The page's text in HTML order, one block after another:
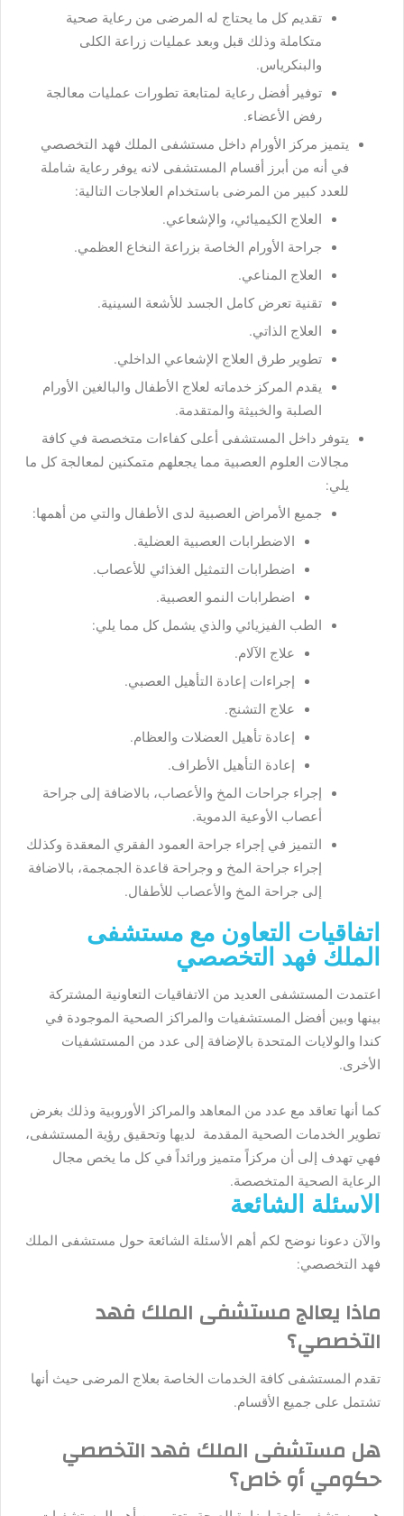
تقديم كل ما يحتاج له المرضى من رعاية صحية
متكاملة وذلك قبل وبعد عمليات زراعة الكلى
والبنكرياس.
توفير أفضل رعاية لمتابعة تطورات عمليات معالجة
رفض الأعضاء.
يتميز مركز الأورام داخل مستشفى الملك فهد التخصصي
في أنه من أبرز أقسام المستشفى لانه يوفر رعاية شاملة
للعدد كبير من المرضى باستخدام العلاجات التالية:
العلاج الكيميائي، والإشعاعي.
جراحة الأورام الخاصة بزراعة النخاع العظمي.
العلاج المناعي.
تقنية تعرض كامل الجسد للأشعة السينية.
العلاج الذاتي.
تطوير طرق العلاج الإشعاعي الداخلي.
يقدم المركز خدماته لعلاج الأطفال والبالغين الأورام
الصلبة والخبيثة والمتقدمة.
يتوفر داخل المستشفى أعلى كفاءات متخصصة في كافة
مجالات العلوم العصبية مما يجعلهم متمكنين لمعالجة كل ما
يلي:
جميع الأمراض العصبية لدى الأطفال والتي من أهمها:
الاضطرابات العصبية العضلية.
اضطرابات التمثيل الغذائي للأعصاب.
اضطرابات النمو العصبية.
الطب الفيزيائي والذي يشمل كل مما يلي:
علاج الآلام.
إجراءات إعادة التأهيل العصبي.
علاج التشنج.
إعادة تأهيل العضلات والعظام.
إعادة التأهيل الأطراف.
إجراء جراحات المخ والأعصاب، بالاضافة إلى جراحة
أعصاب الأوعية الدموية.
التميز في إجراء جراحة العمود الفقري المعقدة وكذلك
إجراء جراحة المخ و وجراحة قاعدة الجمجمة، بالاضافة
إلى جراحة المخ والأعصاب للأطفال.
اتفاقيات التعاون مع مستشفى
الملك فهد التخصصي
اعتمدت المستشفى العديد من الاتفاقيات التعاونية المشتركة
بينها وبين أفضل المستشفيات والمراكز الصحية الموجودة في
كندا والولايات المتحدة بالإضافة إلى عدد من المستشفيات
الأخرى.
كما أنها تعاقد مع عدد من المعاهد والمراكز الأوروبية وذلك بغرض
تطوير الخدمات الصحية المقدمة لديها وتحقيق رؤية المستشفى،
فهي تهدف إلى أن مركزاً متميز ورائداً في كل ما يخص مجال
الرعاية الصحية المتخصصة.
الاسئلة الشائعة
والآن دعونا نوضح لكم أهم الأسئلة الشائعة حول مستشفى الملك
فهد التخصصي:
ماذا يعالج مستشفى الملك فهد
التخصصي؟
تقدم المستشفى كافة الخدمات الخاصة بعلاج المرضى حيث أنها
تشتمل على جميع الأقسام.
هل مستشفى الملك فهد التخصصي
حكومي أو خاص؟